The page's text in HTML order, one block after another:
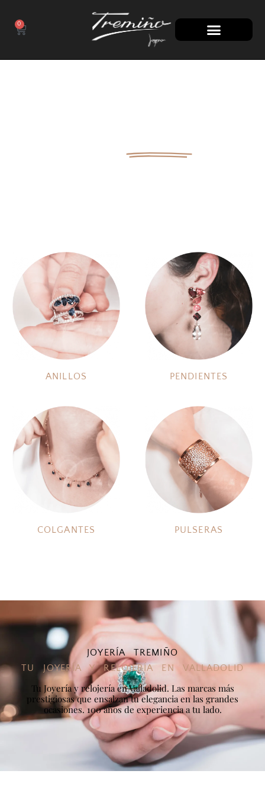
0
ANILLOS PENDIENTES
COLGANTES PULSERAS
JOYERÍA TREMIÑO
TU JOYERÍA Y RELOJERÍA EN VALLADOLID
Tu Joyería y relojería en Valladolid. Las marcas más
prestigiosas que ensalzan tu elegancia en las grandes
ocasiones. 100 años de experiencia a tu lado.